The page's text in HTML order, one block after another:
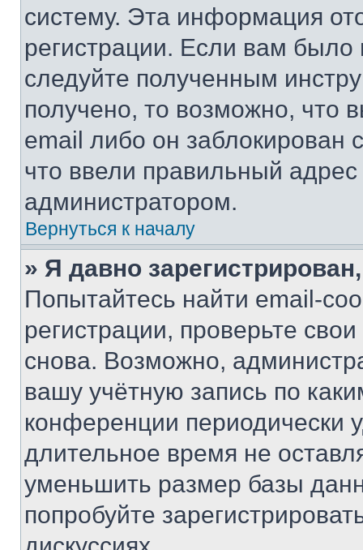
систему. Эта информация
регистрации. Если вам
следуйте полученным
получено, то возможно, что
email либо он
что ввели правильный адрес
администратором.
Вернуться к началу
» Я давно
Попытайтесь найти email-
регистрации, проверьте
снова. Возможно,
вашу учётную запись по
конференции периодически
длительное время не
уменьшить размер базы
попробуйте